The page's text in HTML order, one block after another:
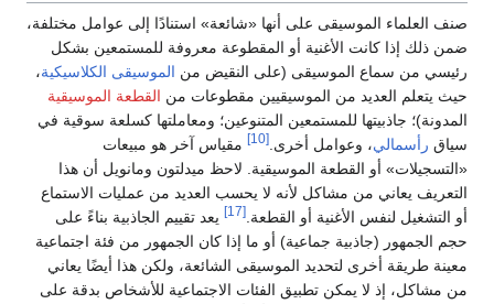
صنف العلماء الموسيقى على أنها «شائعة» استنادًا إلى عوامل مختلفة،
ضمن ذلك إذا كانت الأغنية أو المقطوعة معروفة للمستمعين بشكل
رئيسي من سماع الموسيقى (على النقيض من الموسيقى الكلاسيكية،
حيث يتعلم العديد من الموسيقيين مقطوعات من القطعة الموسيقية
المدونة)؛ جاذبيتها للمستمعين المتنوعين؛ ومعاملتها كسلعة سوقية في
سياق رأسمالي، وعوامل أخرى.[10]
مقياس آخر هو مبيعات
«التسجيلات» أو القطعة الموسيقية. لاحظ ميدلتون ومانويل أن هذا
التعريف يعاني من مشاكل لأنه لا يحسب العديد من عمليات الاستماع
أو التشغيل لنفس الأغنية أو القطعة.[17]
يعد تقييم الجاذبية بناءً على
حجم الجمهور (جاذبية جماعية) أو ما إذا كان الجمهور من فئة اجتماعية
معينة طريقة أخرى لتحديد الموسيقى الشائعة، ولكن هذا أيضًا يعاني
من مشاكل، إذ لا يمكن تطبيق الفئات الاجتماعية للأشخاص بدقة على